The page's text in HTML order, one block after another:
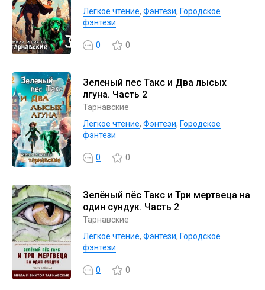
Легкое чтение, Фэнтези, Городское
фэнтези
0 0
Зеленый пес Такс и Два лысых
лгуна. Часть 2
Тарнавские
Легкое чтение, Фэнтези, Городское
фэнтези
0 0
Зелёный пёс Такс и Три мертвеца на
один сундук. Часть 2
Тарнавские
Легкое чтение, Фэнтези, Городское
фэнтези
0 0